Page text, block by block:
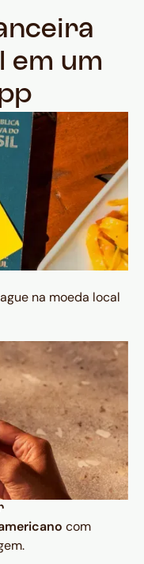
em um
na moeda local
com